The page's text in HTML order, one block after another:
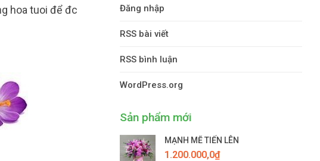
hoa tuoi để đc
Đăng nhập
RSS bài viết
RSS bình luận
WordPress.org
Sản phẩm mới
MẠNH MẼ TIẾN LÊN
1.200.000,0₫